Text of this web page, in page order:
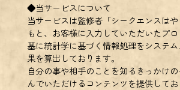
◆当サービスについて
当サービスは監修者「シークエンスは
もと、お客様に入力していただいたプ
基に統計学に基づく情報処理をシステ
果を算出しております。
自分の事や相手のことを知るきっかけ
んでいただけるコンテンツを提供してお